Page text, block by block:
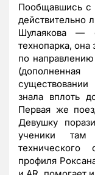
Пообщавшись с
действительно
Шулаякова —
технопарка,
по направлению
знала вплоть
Первая же
Девушку
ученики
профиля